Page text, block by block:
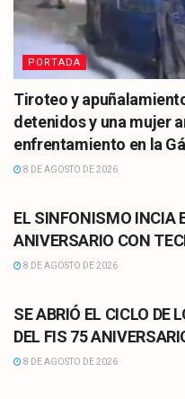
PORTADA
Tiroteo y
detenidos y una mujer
enfrentamiento en la
8 DE AGOSTO DE 2026
EL SINFONISMO INCIA
ANIVERSARIO CON
8 DE AGOSTO DE 2026
SE ABRIÓ EL CICLO DE
DEL FIS 75
8 DE AGOSTO DE 2026